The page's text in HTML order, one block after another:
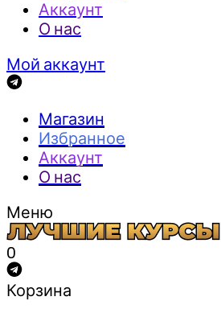
Аккаунт
О нас
Мой аккаунт
Магазин
Избранное
Аккаунт
О нас
Меню
0
Корзина